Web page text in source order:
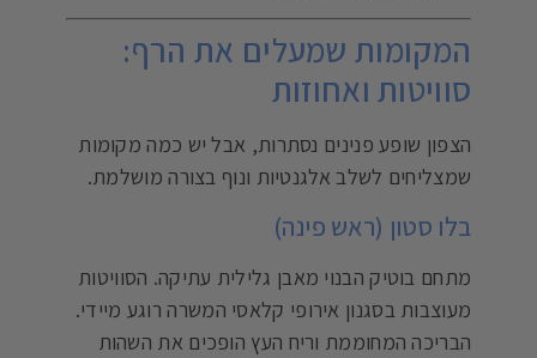
המקומות שמעלים את הרף:
סוויטות ואחוזות
הצפון שופע פנינים נסתרות, אבל יש כמה מקומות
שמצליחים לשלב אלגנטיות ונוף בצורה מושלמת.
בלו סטון (ראש פינה)
מתחם בוטיק הבנוי מאבן גלילית עתיקה. הסוויטות
מעוצבות בסגנון אירופי קלאסי המשרה רוגע מיידי.
הבריכה המחוממת וריח העץ הופכים את השהות